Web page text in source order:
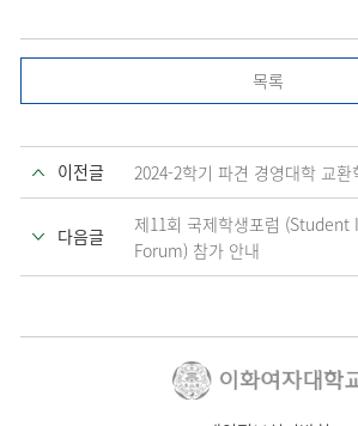
목록
이전글 2024-2학기 파견 경영대학 교환
다음글
제11회 국제학생포럼
Forum) 참가 안내